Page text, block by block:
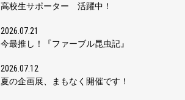
高校生サポーター 活躍中！
2026.07.21
今最推し！『ファーブル昆虫記』
2026.07.12
夏の企画展、まもなく開催です！